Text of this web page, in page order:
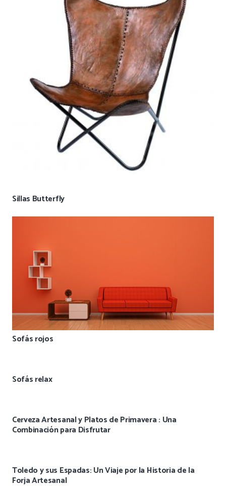
Sillas Butterfly
Sofás rojos
Sofás relax
Cerveza Artesanal y Platos de Primavera : Una
Combinación para Disfrutar
Toledo y sus Espadas: Un Viaje por la Historia de la
Forja Artesanal